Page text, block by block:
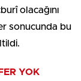
olacağını
sonucunda bu
YOK